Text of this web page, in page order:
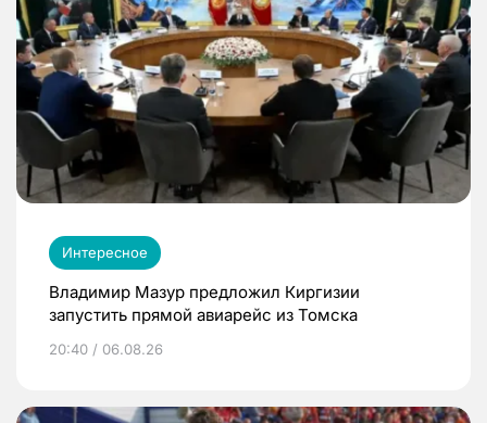
Интересное
Владимир Мазур предложил Киргизии
запустить прямой авиарейс из Томска
20:40 / 06.08.26